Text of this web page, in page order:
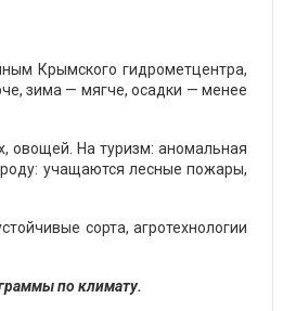
Крымского гидрометцентра,
зима — мягче, осадки — менее
овощей. На туризм: аномальная
учащаются лесные пожары,
сорта, агротехнологии
по климату.